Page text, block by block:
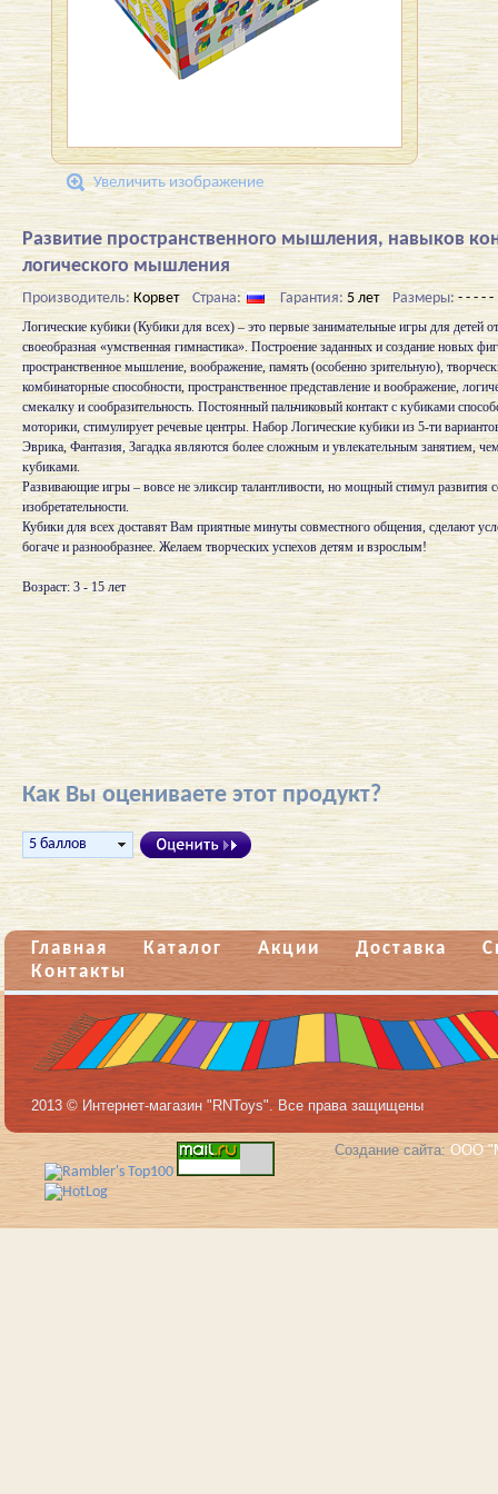
Увеличить изображение
Развитие пространственного мышления, навыков
логического мышления
Производитель: Корвет Страна: Гарантия: 5 лет Размеры:- - - - -
Логические кубики (Кубики для всех) – это первые занимательные игры для детей
своеобразная «умственная гимнастика». Построение заданных и создание новых
пространственное мышление, воображение, память (особенно зрительную),
комбинаторные способности, пространственное представление и воображение,
смекалку и сообразительность. Постоянный пальчиковый контакт с кубиками
моторики, стимулирует речевые центры. Набор Логические кубики из 5-ти
Эврика, Фантазия, Загадка являются более сложным и увлекательным занятием,
кубиками.
Развивающие игры – вовсе не эликсир талантливости, но мощный стимул развития
изобретательности.
Кубики для всех доставят Вам приятные минуты совместного общения, сделают
богаче и разнообразнее. Желаем творческих успехов детям и взрослым!
Возраст: 3 - 15 лет
Как Вы оцениваете этот продукт?
Главная Каталог Акции Доставка
Контакты
2013 © Интернет-магазин "RNToys". Все права защищены
Создание сайта: ООО